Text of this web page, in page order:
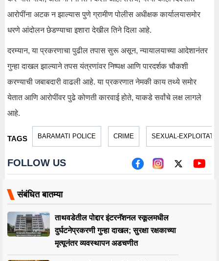
आरोपींना अटक न झाल्यास पुणे ग्रामीण पोलीस अधीक्षक कार्यालयासमोर
धरणे आंदोलन छेडण्याचा इशारा देखील तिने दिला आहे.
दरम्यान, या प्रकरणाचा पुढील तपास सुरू असून, न्यायालयाच्या आदेशानंतर
गुन्हा दाखल झाल्याने तपस यंत्रणांवर निष्पक्ष आणि पारदर्शक चौकशी
करण्याची जबाबदारी वाढली आहे. या प्रकरणात नेमकी काय तथ्ये समोर
येतात आणि आरोपींवर पुढे कोणती कारवाई होते, याकडे सर्वांचे लक्ष लागले
आहे.
TAGS BARAMATI POLICE CRIME SEXUAL-
FOLLOW US
संबंधित बातम्या
ताथवडेतील पोद्दार इंटरनॅशनल स्कूलमधील
दुर्घटनेप्रकरणी गुन्हा दाखल; सुरक्षा रक्षकाच्या
मृत्यूनंतर व्यवस्थापन अडचणीत